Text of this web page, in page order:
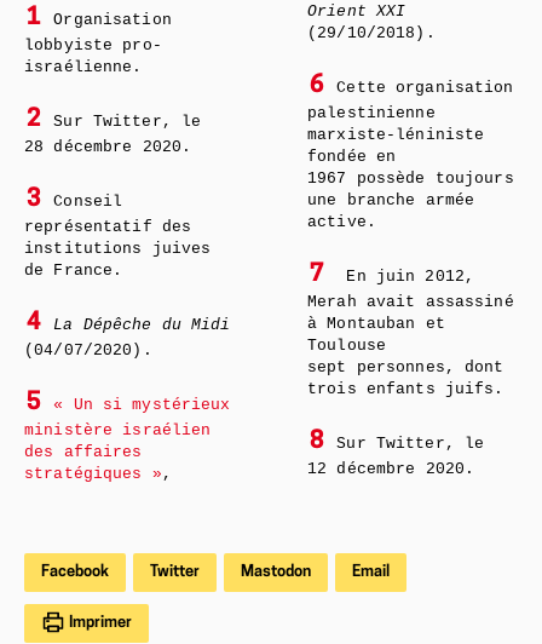
1
Organisation
lobbyiste pro-
israélienne.
2
Sur Twitter, le
28 décembre 2020.
3
Conseil
représentatif des
institutions juives
de France.
4
La Dépêche du Midi
(04/07/2020).
5
« Un si mystérieux
ministère israélien
des affaires
stratégiques » ,
Orient XXI
(29/10/2018).
6
Cette organisation
palestinienne
marxiste-léniniste
fondée en
1967 possède toujours
une branche armée
active.
7
En juin 2012,
Merah avait assassiné
à Montauban et
Toulouse
sept personnes, dont
trois enfants juifs.
8
Sur Twitter, le
12 décembre 2020.
Facebook Twitter Mastodon Email
Imprimer